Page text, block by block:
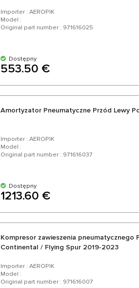
Importer : AEROPIK
Model :
Original part number : 971616025
Dostępny
553.50 €
Amortyzator Pneumatyczne Przód Lewy
Importer : AEROPIK
Model :
Original part number : 971616037
Dostępny
1213.60 €
Kompresor zawieszenia pneumatycznego
Continental / Flying Spur 2019-2023
Importer : AEROPIK
Model :
Original part number : 971616007